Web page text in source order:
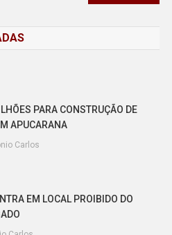
PARA CONSTRUÇÃO DE
APUCARANA
Carlos
EM LOCAL PROIBIDO DO